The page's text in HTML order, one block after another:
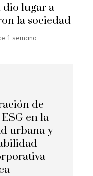
dio lugar a
la sociedad
1 semana
de
en la
urbana y